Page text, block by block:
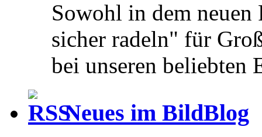
Sowohl in dem neuen
sicher radeln" für
bei unseren beliebten
Neues im BildBlog